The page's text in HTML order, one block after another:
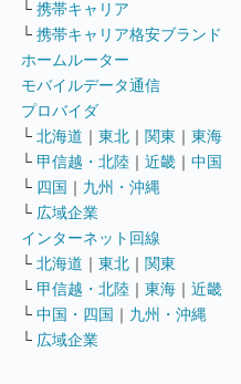
└ 携帯キャリア
└ 携帯キャリア格安ブランド
ホームルーター
モバイルデータ通信
プロバイダ
└ 北海道 ｜ 東北 ｜ 関東 ｜ 東海
└ 甲信越・北陸 ｜ 近畿 ｜ 中国
└ 四国 ｜ 九州・沖縄
└ 広域企業
インターネット回線
└ 北海道 ｜ 東北 ｜ 関東
└ 甲信越・北陸 ｜ 東海 ｜ 近畿
└ 中国・四国 ｜ 九州・沖縄
└ 広域企業